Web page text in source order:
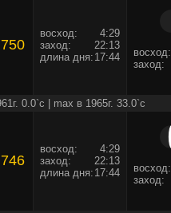
750
восход:
4:29
заход:
22:13
длина дня: 17:44 восход:
заход:
0.0`c | max в 1965г. 33.0`c
746
восход:
4:29
заход:
22:13
длина дня: 17:44 восход:
заход: